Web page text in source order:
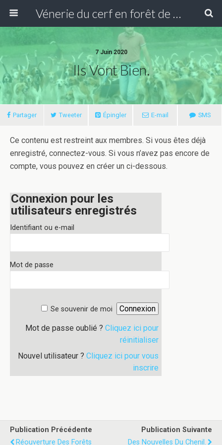
Vénerie du cerf en forêt de Compiègne
7 Juin 2020
Ils Vont Bien.
Partager Tweeter Épingler E-mail SMS
Ce contenu est restreint aux membres. Si vous êtes déjà
enregistré, connectez-vous. Si vous n’avez pas encore de
compte, vous pouvez en créer un ci-dessous.
Connexion pour les
utilisateurs enregistrés
Identifiant ou e-mail
Mot de passe
Se souvenir de moi
Mot de passe oublié ? Cliquez ici pour
réinitialiser
Nouvel utilisateur ? Cliquez ici pour vous
inscrire
Publication Précédente
Réouverture Des Forêts
Publication Suivante
Des Nouvelles Du Chenil.